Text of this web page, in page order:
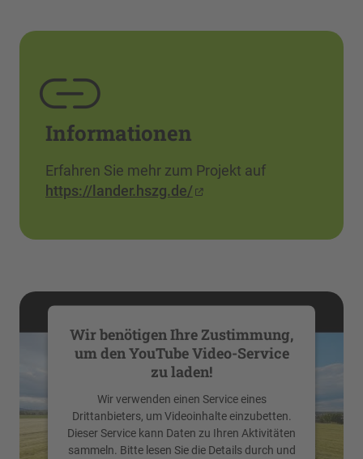
Informationen
Erfahren Sie mehr zum Projekt auf
https://lander.hszg.de/
Wir benötigen Ihre Zustimmung,
um den YouTube Video-Service
zu laden!
Wir verwenden einen Service eines
Drittanbieters, um Videoinhalte einzubetten.
Dieser Service kann Daten zu Ihren Aktivitäten
sammeln. Bitte lesen Sie die Details durch und